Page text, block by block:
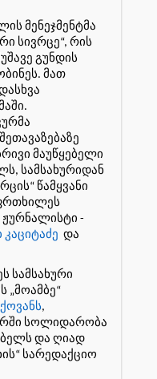
მენეჯმენტმა
სივრცე“, რის
გუნდის
მათ
მაუწყებელი
სამსახურიდან
წამყვანი
ჟურნალისტი -
კაციტაძე და
სამსახური
„მოამბე“
,
სოლიდარობა
და ღიად
სარედაქციო